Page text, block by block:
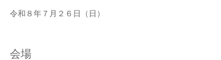
ASSOCIATION
チーム紹介
令和８年７月２６日（日）
会場